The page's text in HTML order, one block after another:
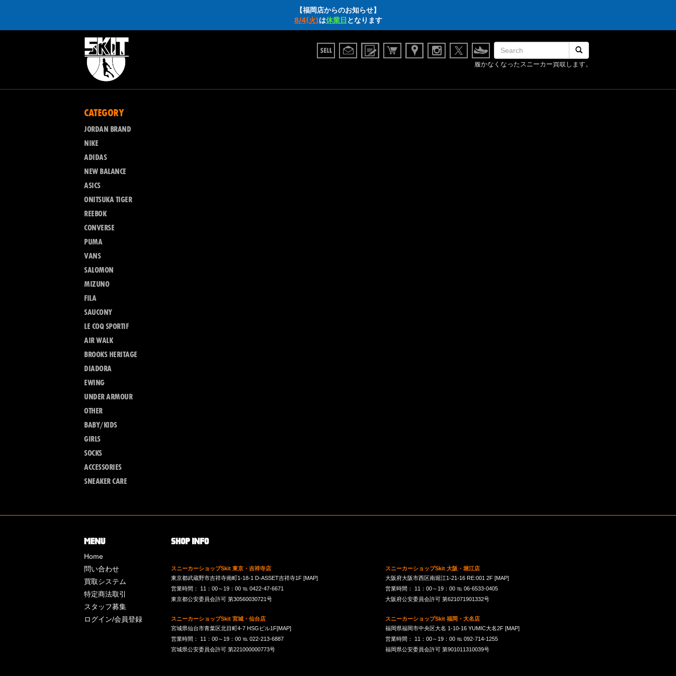
【福岡店からのお知らせ】
8/4(火)は休業日 となります
履かなくなったスニーカー買取します。
CATEGORY
JORDAN BRAND
NIKE
ADIDAS
NEW BALANCE
ASICS
ONITSUKA TIGER
REEBOK
CONVERSE
PUMA
VANS
SALOMON
MIZUNO
FILA
SAUCONY
LE COQ SPORTIF
AIR WALK
BROOKS HERITAGE
DIADORA
EWING
UNDER ARMOUR
OTHER
BABY/KIDS
GIRLS
SOCKS
ACCESSORIES
SNEAKER CARE
Home
問い合わせ
買取システム
特定商法取引
スタッフ募集
ログイン/会員登録
スニーカーショップSkit 東京・吉祥寺店
東京都武蔵野市吉祥寺南町1-18-1 D-ASSET吉祥寺1F [MAP]
営業時間： 11：00～19：00 ℡ 0422-47-6671
東京都公安委員会許可 第30560030721号
スニーカーショップSkit 大阪・堀江店
大阪府大阪市西区南堀江1-21-16 RE:001 2F [MAP]
営業時間： 11：00～19：00 ℡ 06-6533-0405
大阪府公安委員会許可 第621071901332号
スニーカーショップSkit 宮城・仙台店
宮城県仙台市青葉区北目町4-7 HSGビル1F[MAP]
営業時間： 11：00～19：00 ℡ 022-213-6887
宮城県公安委員会許可 第221000000773号
スニーカーショップSkit 福岡・大名店
福岡県福岡市中央区大名 1-10-16 YUMIC大名2F [MAP]
営業時間： 11：00～19：00 ℡ 092-714-1255
福岡県公安委員会許可 第901011310039号